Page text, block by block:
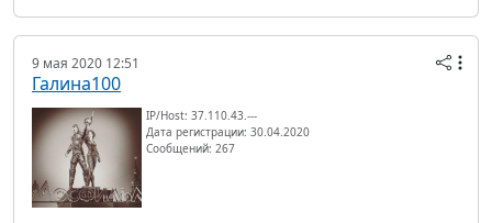
9 мая 2020 12:51
Галина100
IP/Host: 37.110.43.---
Дата регистрации: 30.04.2020
Сообщений: 267